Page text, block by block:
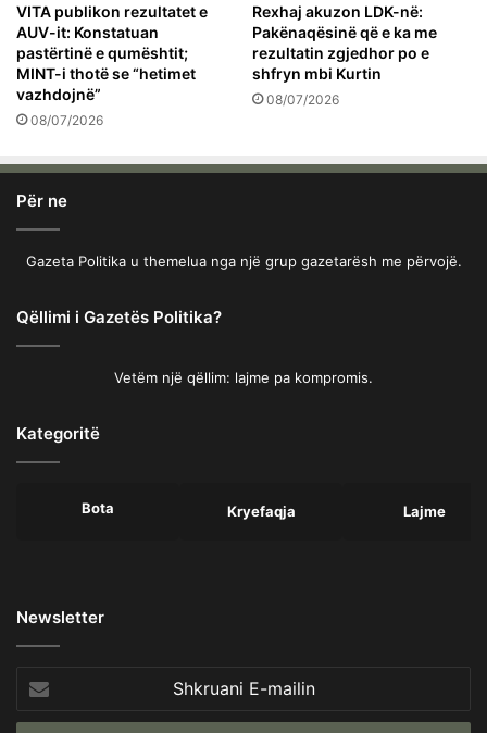
VITA publikon rezultatet e
AUV-it: Konstatuan
pastërtinë e qumështit;
MINT-i thotë se “hetimet
vazhdojnë”
08/07/2026
Rexhaj akuzon LDK-në:
Pakënaqësinë që e ka me
rezultatin zgjedhor po e
shfryn mbi Kurtin
08/07/2026
Për ne
Gazeta Politika u themelua nga një grup gazetarësh me përvojë.
Qëllimi i Gazetës Politika?
Vetëm një qëllim: lajme pa kompromis.
Kategoritë
Bota Kryefaqja Lajme
Newsletter
E-
mailin